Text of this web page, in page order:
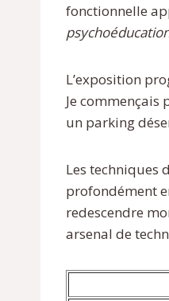
fonctionnelle
L’exposition
Je
un parking
Les techniques
profondément
redescendre
arsenal de